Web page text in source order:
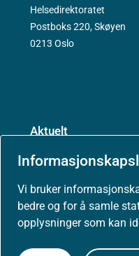
Vi bruker
bedre og for å samle
opplysninger som kan
Helsedirektoratet
Postboks 220, Skøyen
0213 Oslo
Aktuelt
Arrangementer